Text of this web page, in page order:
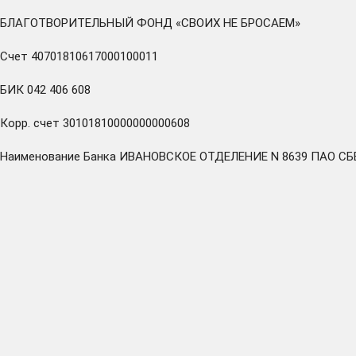
БЛАГОТВОРИТЕЛЬНЫЙ ФОНД «СВОИХ НЕ БРОСАЕМ»
Счет 40701810617000100011
БИК 042 406 608
Корр. счет 30101810000000000608
Наименование Банка ИВАНОВСКОЕ ОТДЕЛЕНИЕ N 8639 ПАО